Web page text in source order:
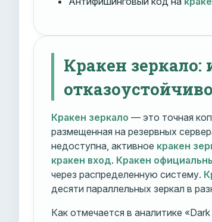
Кракен зеркало:
Кракен зеркало — это точная
размещенная на резервных
недоступна, активное кракен
кракен вход. Кракен
через распределенную систему.
десяти параллельных зеркал в
Как отмечается в аналитике